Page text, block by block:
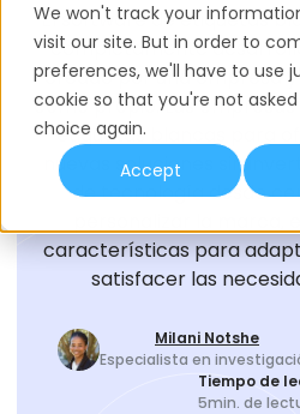
We won't track your
visit our site. But in order to
preferences, we'll have to use
cookie so that you're not
choice again.
Accept
El software de etiquetas
completamente
creado por una empresa
como propio. Las
etiquetas blancas para
nuevas soluciones sin
de tecnología desde
personalizar la marca,
características para
satisfacer las
Milani Notshe
Especialista en
Tiempo de
5min. de